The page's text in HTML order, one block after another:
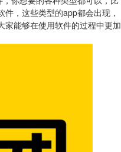
，这些类型的app都会出现，
家能够在使用软件的过程中更加